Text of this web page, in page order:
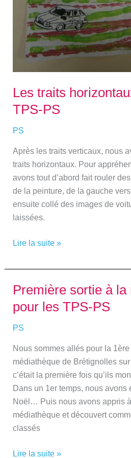
Les traits
TPS-PS
PS
Après les traits verticaux, nous
traits horizontaux. Pour
avons tout d’abord fait rouler
de la peinture, de la gauche
ensuite collé des images de
laissées.
Lire la suite »
Première sortie à la
pour les TPS-PS
PS
Nous sommes allés pour la
médiathèque de Brétignolles
c’était la première fois qu’ils
Dans un 1er temps, nous avons
Noël… Puis nous avons appris
médiathèque et découvert
classés
Première
à
la
pour
les
TPS-
PS
Lire la suite »